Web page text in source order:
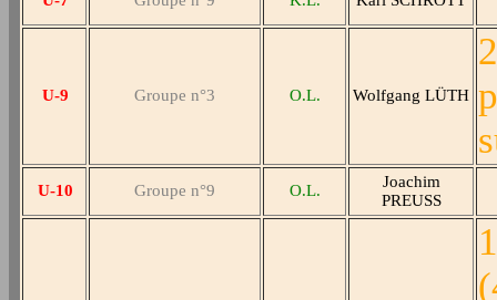
U-9 Groupe n°3 O.L. Wolfgang LÜTH
U-10 Groupe n°9 O.L.
Joachim
PREUSS